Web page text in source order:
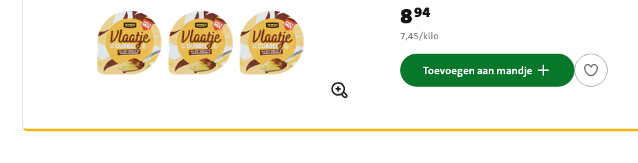
Prijs: € 8,94
894
€ 7,45 per kilo
7,45/kilo
Toevoegen aan mandje